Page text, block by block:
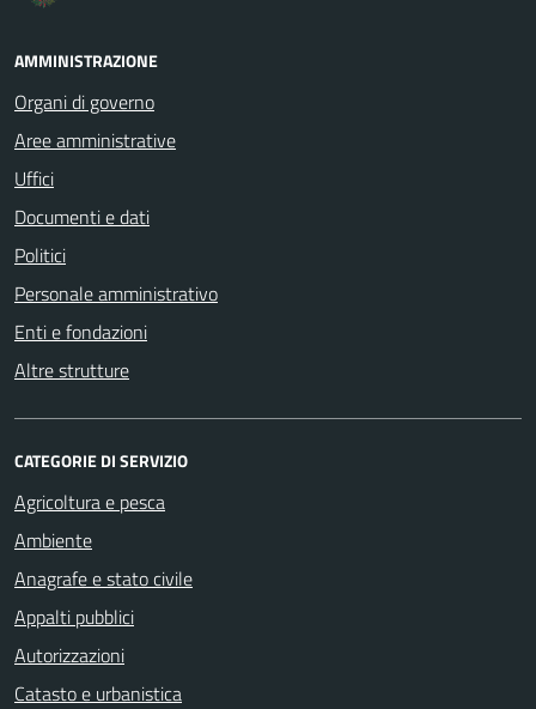
AMMINISTRAZIONE
Organi di governo
Aree amministrative
Uffici
Documenti e dati
Politici
Personale amministrativo
Enti e fondazioni
Altre strutture
CATEGORIE DI SERVIZIO
Agricoltura e pesca
Ambiente
Anagrafe e stato civile
Appalti pubblici
Autorizzazioni
Catasto e urbanistica